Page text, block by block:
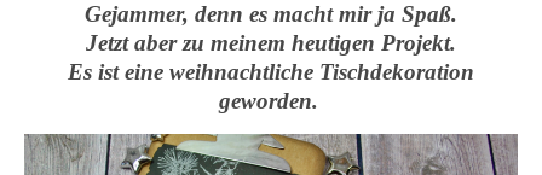
Gejammer, denn es macht mir ja Spaß.
Jetzt aber zu meinem heutigen Projekt.
Es ist eine weihnachtliche Tischdekoration
geworden.